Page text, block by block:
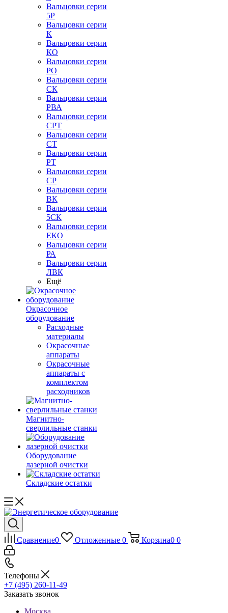
Вальцовки серии
5Р
Вальцовки серии
К
Вальцовки серии
КО
Вальцовки серии
РО
Вальцовки серии
СК
Вальцовки серии
РВА
Вальцовки серии
СРТ
Вальцовки серии
СТ
Вальцовки серии
РТ
Вальцовки серии
СР
Вальцовки серии
ВК
Вальцовки серии
5СК
Вальцовки серии
ЕКО
Вальцовки серии
РА
Вальцовки серии
ЛВК
Ещё
Окрасочное
оборудование
Расходные
материалы
Окрасочные
аппараты
Окрасочные
аппараты с
комплектом
расходников
Магнитно-
сверлильные станки
Оборудование
лазерной очистки
Складские остатки
Сравнение0 Отложенные 0 Корзина0 0
Телефоны
+7 (495) 260-11-49
Заказать звонок
Москва